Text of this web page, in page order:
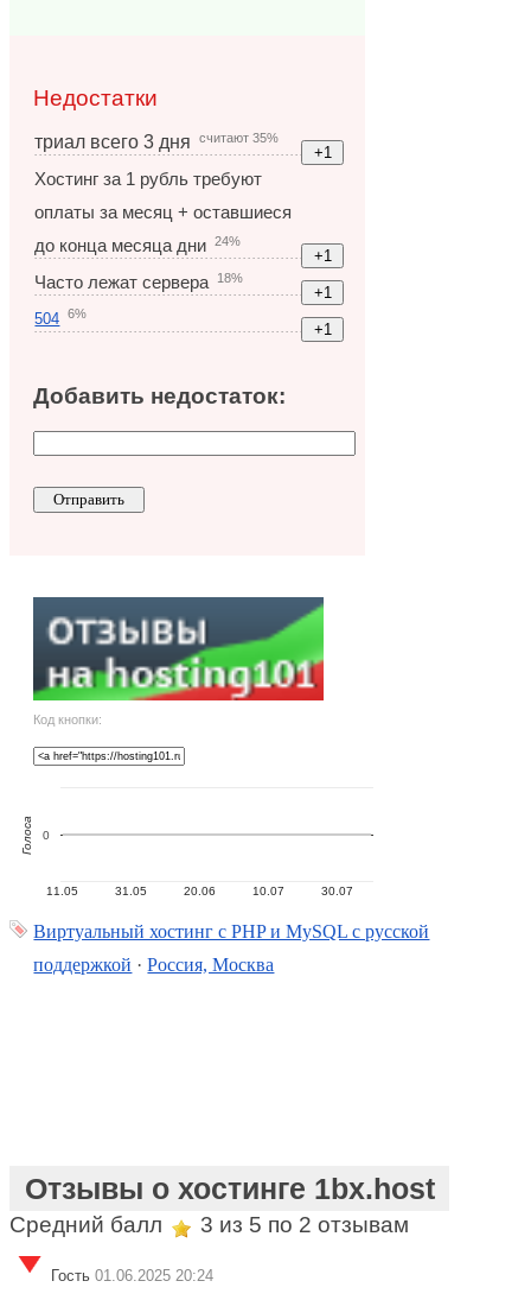
Недостатки
триал всего 3 дня считают 35%
Хостинг за 1 рубль требуют
оплаты за месяц + оставшиеся
до конца месяца дни
24%
Часто лежат сервера 18%
504 6%
Добавить недостаток:
Код кнопки:
11.05 31.05 20.06 10.07 30.07
0
Голоса
Виртуальный хостинг c PHP и MySQL с русской
поддержкой ·Россия, Москва
Отзывы о хостинге 1bx.host
Средний балл 3 из 5 по 2 отзывам
Гость 01.06.2025 20:24